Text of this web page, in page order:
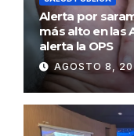
Alerta por
más alto en las
alerta la OPS
AGOSTO 8,